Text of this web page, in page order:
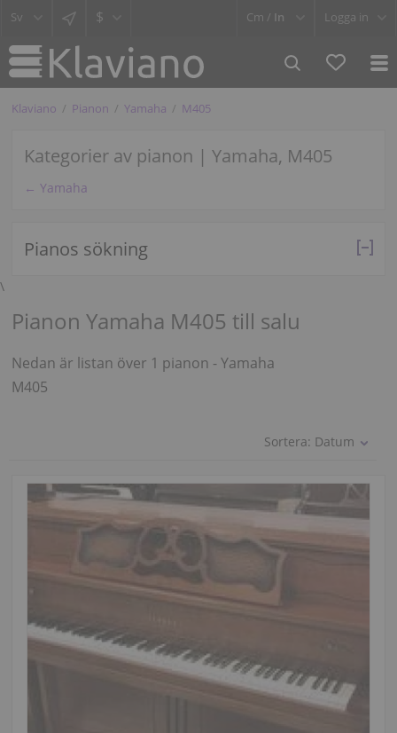
$ Cm / In Logga in
Klaviano Pianon Yamaha M405
Kategorier av pianon | Yamaha, M405
← Yamaha
Pianos sökning
\
Pianon Yamaha M405 till salu
Nedan är listan över 1 pianon - Yamaha
M405
Sortera: Datum